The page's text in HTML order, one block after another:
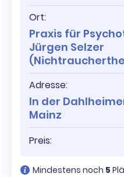
Ort:
Praxis für
Jürgen Selzer
Adresse:
In der
Mainz
Preis:
Mindestens noch 5